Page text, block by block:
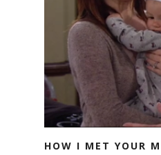
HOW I MET YOUR